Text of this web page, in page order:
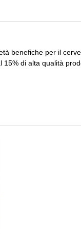
benefiche per il
15% di alta qualità